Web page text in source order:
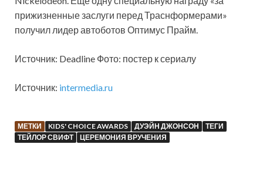
прижизненные заслуги перед Траснформерами»
получил лидер автоботов Оптимус Прайм.
Источник: Deadline Фото: постер к сериалу
Источник: intermedia.ru
МЕТКИ KIDS' CHOICE AWARDS ДУЭЙН ДЖОНСОН
ТЕГИ
ТЕЙЛОР СВИФТ
ЦЕРЕМОНИЯ ВРУЧЕНИЯ